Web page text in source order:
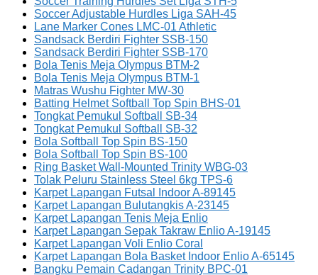
Soccer Adjustable Hurdles Liga SAH-45
Lane Marker Cones LMC-01 Athletic
Sandsack Berdiri Fighter SSB-150
Sandsack Berdiri Fighter SSB-170
Bola Tenis Meja Olympus BTM-2
Bola Tenis Meja Olympus BTM-1
Matras Wushu Fighter MW-30
Batting Helmet Softball Top Spin BHS-01
Tongkat Pemukul Softball SB-34
Tongkat Pemukul Softball SB-32
Bola Softball Top Spin BS-150
Bola Softball Top Spin BS-100
Ring Basket Wall-Mounted Trinity WBG-03
Tolak Peluru Stainless Steel 6kg TPS-6
Karpet Lapangan Futsal Indoor A-89145
Karpet Lapangan Bulutangkis A-23145
Karpet Lapangan Tenis Meja Enlio
Karpet Lapangan Sepak Takraw Enlio A-19145
Karpet Lapangan Voli Enlio Coral
Karpet Lapangan Bola Basket Indoor Enlio A-65145
Bangku Pemain Cadangan Trinity BPC-01